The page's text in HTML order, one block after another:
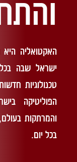
האקטואליה היא
ישראל שבה בכל
טכנולוגיות
הפוליטיקה
והמרתקות בעולם,
בכל יום.